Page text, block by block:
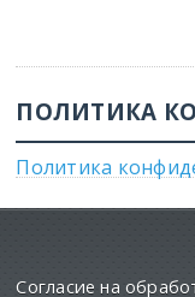
ПОЛИТИКА
Политика
Согласие на